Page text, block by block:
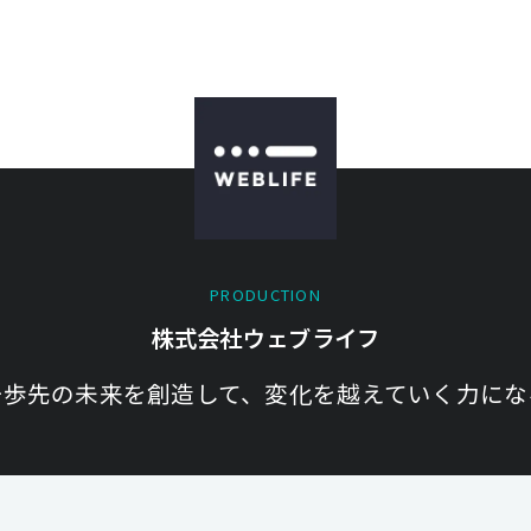
PRODUCTION
株式会社ウェブライフ
先の未来を創造して、変化を越えていく力に